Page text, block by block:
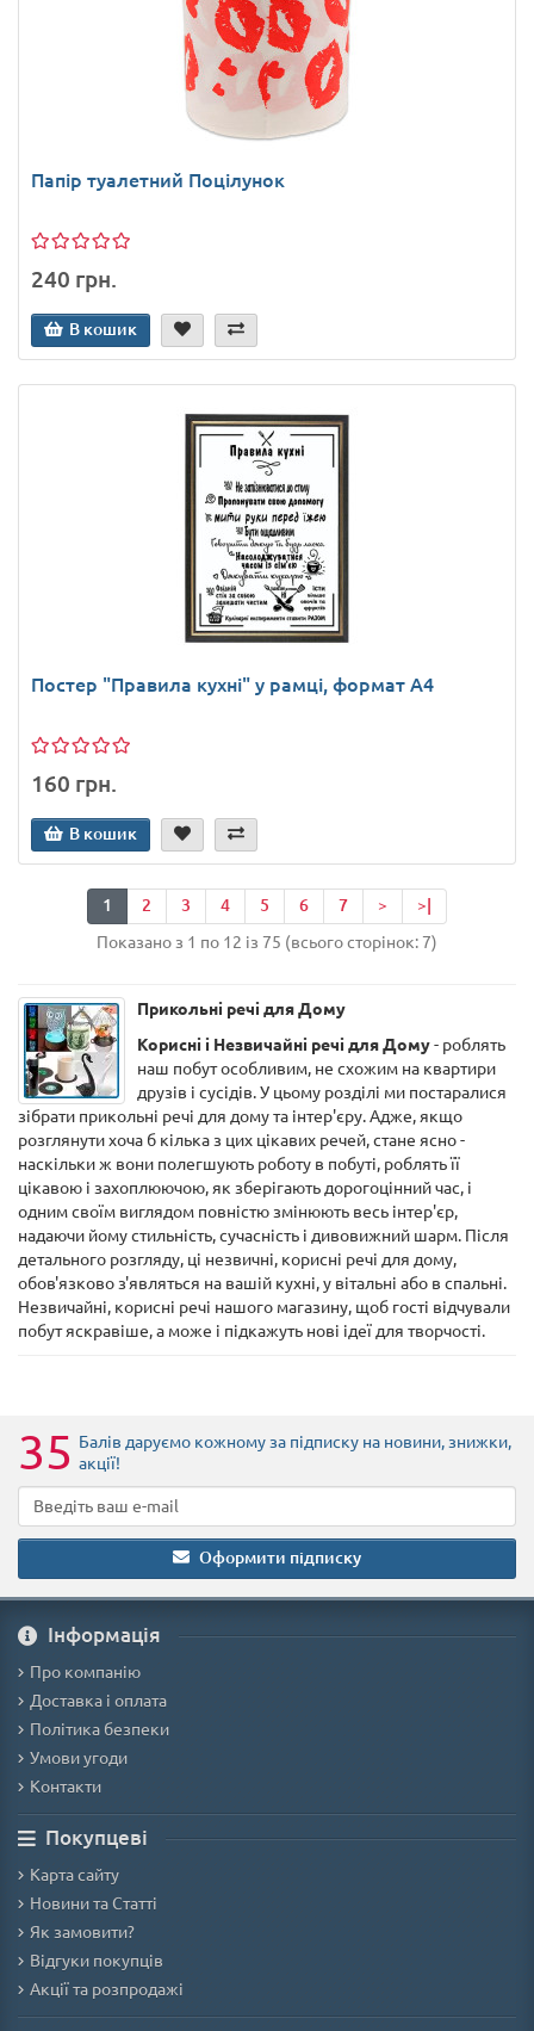
Папір туалетний Поцілунок
240 грн.
В кошик
Постер "Правила кухні" у рамці, формат А4
160 грн.
В кошик
1 2 3 4 5 6 7 >
>|
Показано з 1 по 12 із 75 (всього сторінок: 7)
Прикольні речі для Дому
Корисні і Незвичайні речі для Дому- роблять
наш побут особливим, не схожим на квартири
друзів і сусідів. У цьому розділі ми постаралися
зібрати прикольні речі для дому та інтер'єру. Адже, якщо
розглянути хоча б кілька з цих цікавих речей, стане ясно -
наскільки ж вони полегшують роботу в побуті, роблять її
цікавою і захоплюючою, як зберігають дорогоцінний час, і
одним своїм виглядом повністю змінюють весь інтер'єр,
надаючи йому стильність, сучасність і дивовижний шарм. Після
детального розгляду, ці незвичні, корисні речі для дому,
обов'язково з'являться на вашій кухні, у вітальні або в спальні.
Незвичайні, корисні речі нашого магазину, щоб гості відчували
побут яскравіше, а може і підкажуть нові ідеї для творчості.
35 Балів даруємо кожному за підписку на новини, знижки,
акції!
Оформити підписку
Iнформація
Про компанію
Доставка і оплата
Політика безпеки
Умови угоди
Контакти
Покупцеві
Карта сайту
Новини та Статті
Як замовити?
Відгуки покупців
Акції та розпродажі